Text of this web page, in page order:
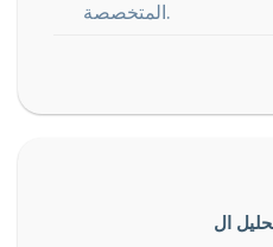
المتخصصة.